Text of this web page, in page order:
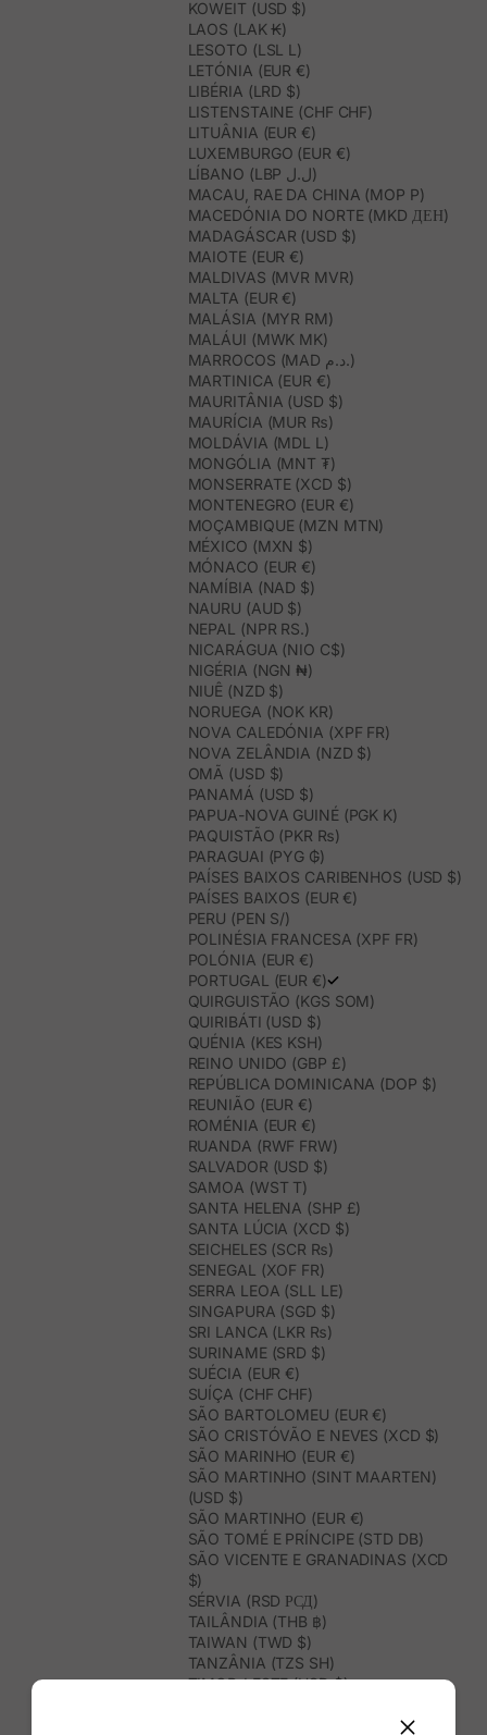
KOWEIT (USD $)
LAOS (LAK ₭)
LESOTO (LSL L)
LETÓNIA (EUR €)
LIBÉRIA (LRD $)
LISTENSTAINE (CHF CHF)
LITUÂNIA (EUR €)
LUXEMBURGO (EUR €)
LÍBANO (LBP ل.ل)
MACAU, RAE DA CHINA (MOP P)
MACEDÓNIA DO NORTE (MKD ДЕН)
MADAGÁSCAR (USD $)
MAIOTE (EUR €)
MALDIVAS (MVR MVR)
MALTA (EUR €)
MALÁSIA (MYR RM)
MALÁUI (MWK MK)
MARROCOS (MAD د.م.)
MARTINICA (EUR €)
MAURITÂNIA (USD $)
MAURÍCIA (MUR ₨)
MOLDÁVIA (MDL L)
MONGÓLIA (MNT ₮)
MONSERRATE (XCD $)
MONTENEGRO (EUR €)
MOÇAMBIQUE (MZN MTN)
MÉXICO (MXN $)
MÓNACO (EUR €)
NAMÍBIA (NAD $)
NAURU (AUD $)
NEPAL (NPR RS.)
NICARÁGUA (NIO C$)
NIGÉRIA (NGN ₦)
NIUÊ (NZD $)
NORUEGA (NOK KR)
NOVA CALEDÓNIA (XPF FR)
NOVA ZELÂNDIA (NZD $)
OMÃ (USD $)
PANAMÁ (USD $)
PAPUA-NOVA GUINÉ (PGK K)
PAQUISTÃO (PKR ₨)
PARAGUAI (PYG ₲)
PAÍSES BAIXOS CARIBENHOS (USD $)
PAÍSES BAIXOS (EUR €)
PERU (PEN S/)
POLINÉSIA FRANCESA (XPF FR)
POLÓNIA (EUR €)
PORTUGAL (EUR €)
QUIRGUISTÃO (KGS SOM)
QUIRIBÁTI (USD $)
QUÉNIA (KES KSH)
REINO UNIDO (GBP £)
REPÚBLICA DOMINICANA (DOP $)
REUNIÃO (EUR €)
ROMÉNIA (EUR €)
RUANDA (RWF FRW)
SALVADOR (USD $)
SAMOA (WST T)
SANTA HELENA (SHP £)
SANTA LÚCIA (XCD $)
SEICHELES (SCR ₨)
SENEGAL (XOF FR)
SERRA LEOA (SLL LE)
SINGAPURA (SGD $)
SRI LANCA (LKR ₨)
SURINAME (SRD $)
SUÉCIA (EUR €)
SUÍÇA (CHF CHF)
SÃO BARTOLOMEU (EUR €)
SÃO CRISTÓVÃO E NEVES (XCD $)
SÃO MARINHO (EUR €)
SÃO MARTINHO (SINT MAARTEN)
(USD $)
SÃO MARTINHO (EUR €)
SÃO TOMÉ E PRÍNCIPE (STD DB)
SÃO VICENTE E GRANADINAS (XCD
$)
SÉRVIA (RSD РСД)
TAILÂNDIA (THB ฿)
TAIWAN (TWD $)
TANZÂNIA (TZS SH)
TIMOR-LESTE (USD $)